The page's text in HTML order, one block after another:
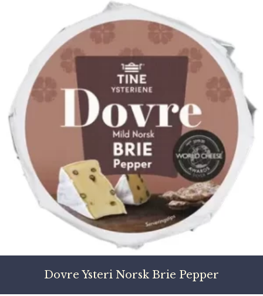
Dovre Ysteri Norsk Brie Pepper